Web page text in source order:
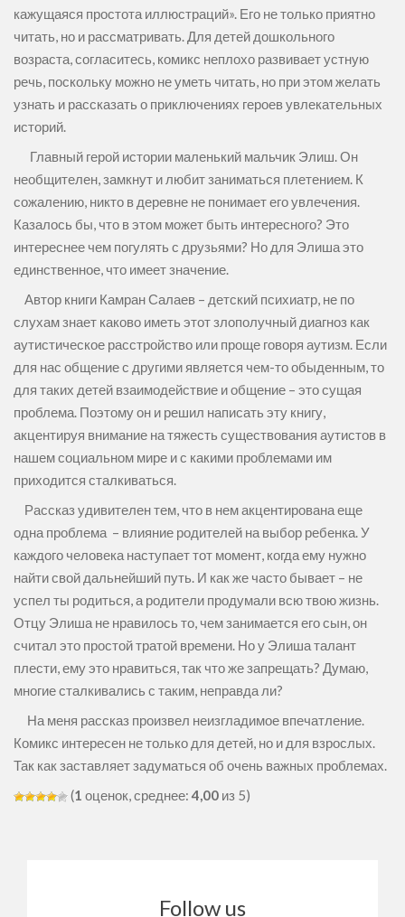
кажущаяся простота иллюстраций». Его не только приятно
читать, но и рассматривать. Для детей дошкольного
возраста, согласитесь, комикс неплохо развивает устную
речь, поскольку можно не уметь читать, но при этом желать
узнать и рассказать о приключениях героев увлекательных
историй.
Главный герой истории маленький мальчик Элиш. Он
необщителен, замкнут и любит заниматься плетением. К
сожалению, никто в деревне не понимает его увлечения.
Казалось бы, что в этом может быть интересного? Это
интереснее чем погулять с друзьями? Но для Элиша это
единственное, что имеет значение.
Автор книги Камран Салаев – детский психиатр, не по
слухам знает каково иметь этот злополучный диагноз как
аутистическое расстройство или проще говоря аутизм. Если
для нас общение с другими является чем-то обыденным, то
для таких детей взаимодействие и общение – это сущая
проблема. Поэтому он и решил написать эту книгу,
акцентируя внимание на тяжесть существования аутистов в
нашем социальном мире и с какими проблемами им
приходится сталкиваться.
Рассказ удивителен тем, что в нем акцентирована еще
одна проблема – влияние родителей на выбор ребенка. У
каждого человека наступает тот момент, когда ему нужно
найти свой дальнейший путь. И как же часто бывает – не
успел ты родиться, а родители продумали всю твою жизнь.
Отцу Элиша не нравилось то, чем занимается его сын, он
считал это простой тратой времени. Но у Элиша талант
плести, ему это нравиться, так что же запрещать? Думаю,
многие сталкивались с таким, неправда ли?
На меня рассказ произвел неизгладимое впечатление.
Комикс интересен не только для детей, но и для взрослых.
Так как заставляет задуматься об очень важных проблемах.
(1 оценок, среднее: 4,00 из 5)
Follow us